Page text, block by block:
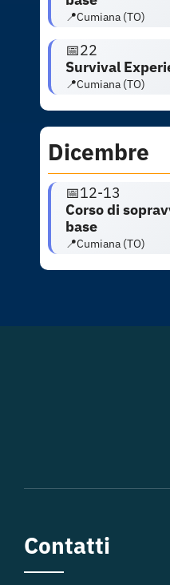
📍Cumiana (TO)
📅22
Survival
📍Cumiana (TO)
Dicembre
📅12-13
Corso di
base
📍Cumiana (TO)
Contatti